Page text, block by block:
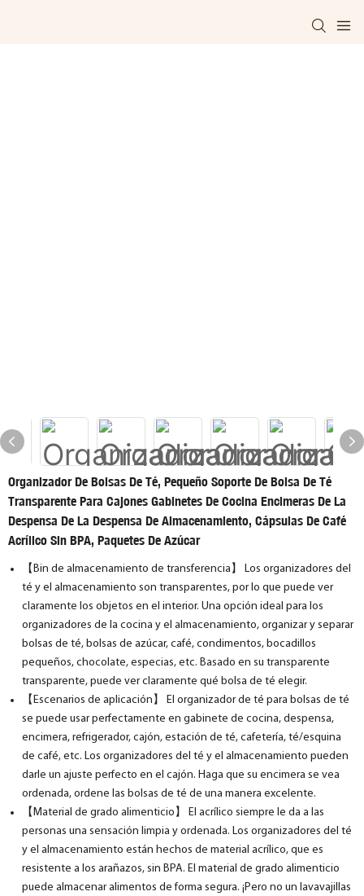
Organizador De Bolsas De Té, Pequeño Soporte De Bolsa De Té
Transparente Para Cajones Gabinetes De Cocina Encimeras De La
Despensa De La Despensa De Almacenamiento, Cápsulas De Café
Acrílico Sin BPA, Paquetes De Azúcar
【Bin de almacenamiento de transferencia】 Los organizadores del
té y el almacenamiento son transparentes, por lo que puede ver
claramente los objetos en el interior. Una opción ideal para los
organizadores de la cocina y el almacenamiento, organizar y separar
bolsas de té, bolsas de azúcar, café, condimentos, bocadillos
pequeños, chocolate, especias, etc. Basado en su transparente
transparente, puede ver claramente qué bolsa de té elegir.
【Escenarios de aplicación】 El organizador de té para bolsas de té
se puede usar perfectamente en gabinete de cocina, despensa,
encimera, refrigerador, cajón, estación de té, cafetería, té/esquina
de café, etc. Los organizadores del té y el almacenamiento pueden
darle un ajuste perfecto en el cajón. Haga que su encimera se vea
ordenada, ordene las bolsas de té de una manera excelente.
【Material de grado alimenticio】 El acrílico siempre le da a las
personas una sensación limpia y ordenada. Los organizadores del té
y el almacenamiento están hechos de material acrílico, que es
resistente a los arañazos, sin BPA. El material de grado alimenticio
puede almacenar alimentos de forma segura. ¡Pero no un lavavajillas